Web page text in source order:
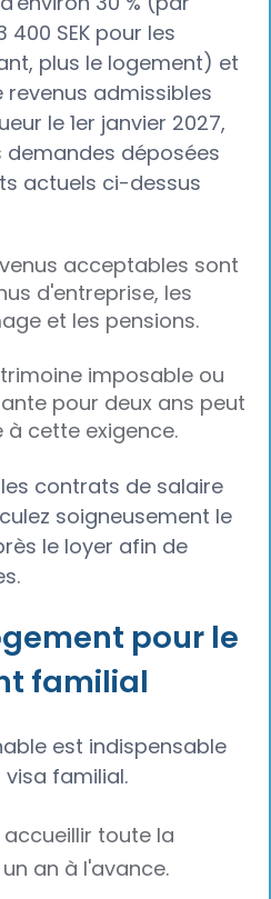
400 SEK pour les
plus le logement) et
admissibles
le 1er janvier 2027,
demandes déposées
actuels ci-dessus
acceptables sont
d'entreprise, les
et les pensions.
imposable ou
pour deux ans peut
cette exigence.
contrats de salaire
soigneusement le
le loyer afin de
pour le
familial
est indispensable
familial.
toute la
an à l'avance.